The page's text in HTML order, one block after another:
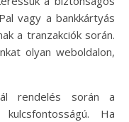
vagy a bankkártyás
a tranzakciók során.
olyan weboldalon,
rendelés során a
Ha